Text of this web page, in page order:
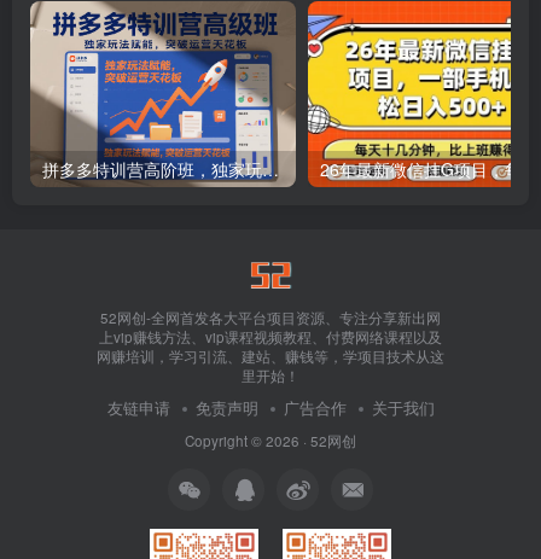
拼多多特训营高阶班，独家玩法赋能，突破运营天花板（更新26年1月）
52网创-全网首发各大平台项目资源、专注分享新出网
上vip赚钱方法、vip课程视频教程、付费网络课程以及
网赚培训，学习引流、建站、赚钱等，学项目技术从这
里开始！
友链申请 免责声明 广告合作 关于我们
Copyright © 2026 · 52网创